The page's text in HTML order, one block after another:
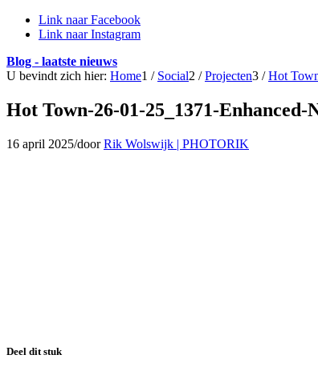
Link naar Facebook
Link naar Instagram
Blog - laatste nieuws
U bevindt zich hier: Home1 / Social2 / Projecten3 / Hot
Hot Town-26-01-25_1371-Enhanced-
16 april 2025/doorRik Wolswijk | PHOTORIK
Deel dit stuk